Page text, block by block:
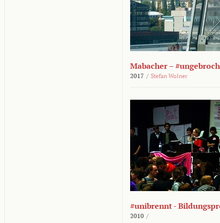
Mabacher –
2017 / Stefan Wolner
#unibrennt -
2010 /